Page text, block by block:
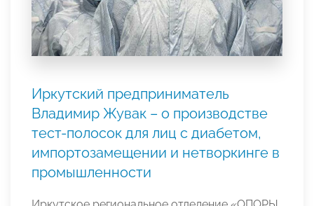
Иркутский предприниматель
Владимир Жувак – о производстве
тест-полосок для лиц с диабетом,
импортозамещении и нетворкинге в
промышленности